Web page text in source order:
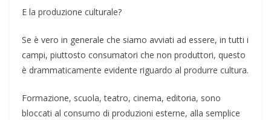
E la produzione culturale?
Se è vero in generale che siamo avviati ad essere, in tutti i
campi, piuttosto consumatori che non produttori, questo
è drammaticamente evidente riguardo al produrre cultura.
Formazione, scuola, teatro, cinema, editoria, sono
bloccati al consumo di produzioni esterne, alla semplice